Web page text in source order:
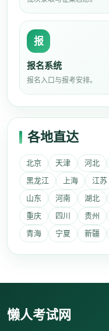
报
报名系统
报名入口与报考安排。
各地直达
北京 天津 河北
黑龙江
上海 江苏
山东
河南 湖北
重庆
四川 贵州
青海
宁夏 新疆
懒人考试网